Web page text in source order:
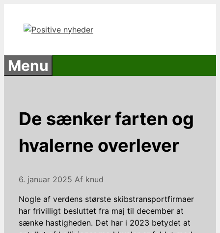
indhold
Menu
De sænker farten og
hvalerne overlever
6. januar 2025 Af knud
Nogle af verdens største skibstransportfirmaer
har frivilligt besluttet fra maj til december at
sænke hastigheden. Det har i 2023 betydet at